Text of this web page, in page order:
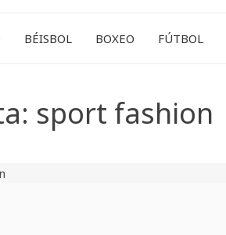
BÉISBOL BOXEO FÚTBOL
sport fashion